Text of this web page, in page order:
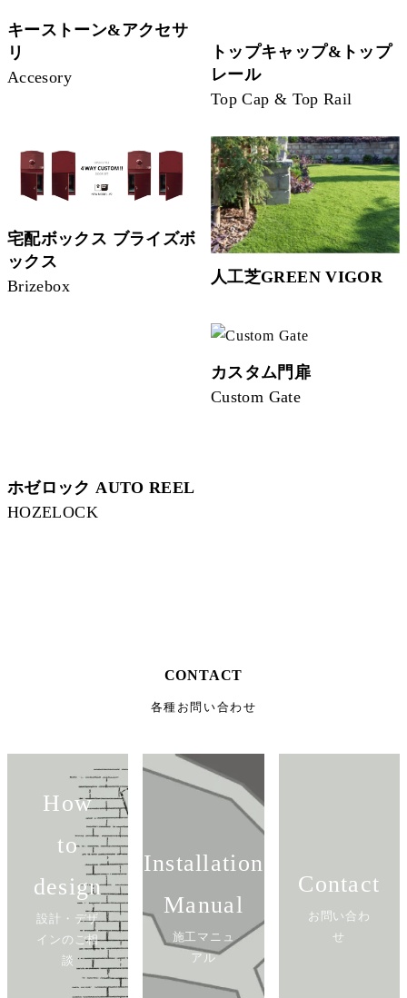
キーストーン&アクセサ
リ
Accesory
トップキャップ&トップ
レール
Top Cap & Top Rail
宅配ボックス ブライズボ
ックス
Brizebox
人工芝GREEN VIGOR
ホゼロック AUTO REEL
HOZELOCK
カスタム門扉
Custom Gate
CONTACT
各種お問い合わせ
How
to
design
設計・デザ
インのご相
談
Installation
Manual
施工マニュ
アル
Contact
お問い合わ
せ